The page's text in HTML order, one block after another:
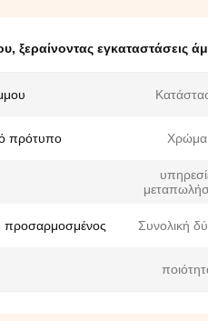
, ξεραίνοντας εγκαταστάσεις
πρότυπο
προσαρμοσμένος Συνολική